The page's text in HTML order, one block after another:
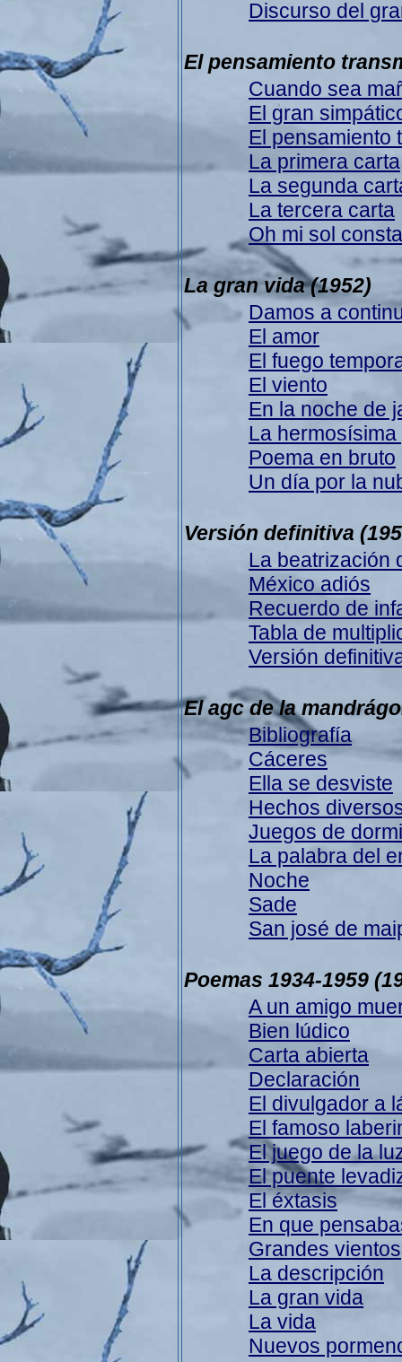
Discurso del
El pensamiento
Cuando sea
El gran
El pensamiento
La primera carta
La segunda
La tercera carta
Oh mi sol
La gran vida (1952)
Damos a
El amor
El fuego
El viento
En la noche de
La
Poema en bruto
Un día por la
Versión definitiva
La beatrización
México adiós
Recuerdo de
Tabla de
Versión
El agc de la
Bibliografía
Cáceres
Ella se desviste
Hechos
Juegos de
La palabra del
Noche
Sade
San josé de
Poemas 1934-1959
A un amigo
Bien lúdico
Carta abierta
Declaración
El divulgador a
El famoso
El juego de la
El puente
El éxtasis
En que
Grandes vientos
La descripción
La gran vida
La vida
Nuevos